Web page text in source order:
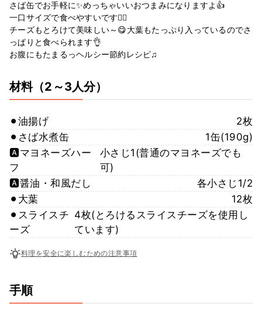
さば缶でお手軽に✨めっちゃいいおつまみになりますよ👍
一口サイズで食べやすいです🙆‍♀️
チーズもとろけて美味しい～😋大葉もたっぷり入っているのでさ
っぱりと食べられます👌
お腹にもたまるっヘルシー節約レシピ♫
材料（2～3人分）
⚫︎油揚げ
2枚
⚫︎さば水煮缶
1缶(190g)
🅰️マヨネーズハー
フ
小さじ1(普通のマヨネーズでも
可)
🅰️醤油・和風だし
各小さじ1/2
⚫︎大葉
12枚
⚫︎スライスチ
ーズ
4枚(とろけるスライスチーズを使用し
ています)
料理を安全に楽しむための注意事項
手順